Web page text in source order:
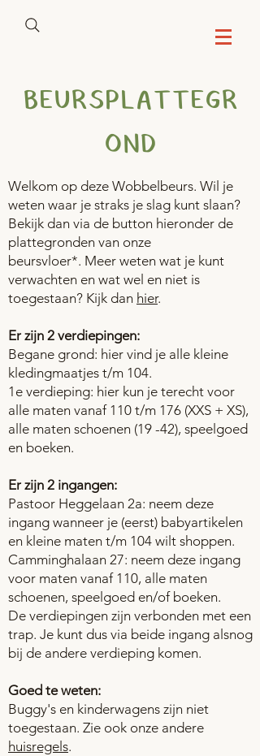
BEURSPLATTEGR
OND
Welkom op deze Wobbelbeurs. Wil je
weten waar je straks je slag kunt slaan?
Bekijk dan via de button hieronder de
plattegronden van onze
beursvloer*. Meer weten wat je kunt
verwachten en wat wel en niet is
toegestaan? Kijk dan hier.
Er zijn 2 verdiepingen:
Begane grond: hier vind je alle kleine
kledingmaatjes t/m 104.
1e verdieping: hier kun je terecht voor
alle maten vanaf 110 t/m 176 (XXS + XS),
alle maten schoenen (19 -42), speelgoed
en boeken.
Er zijn 2 ingangen:
Pastoor Heggelaan 2a: neem deze
ingang wanneer je (eerst) babyartikelen
en kleine maten t/m 104 wilt shoppen.
Camminghalaan 27: neem deze ingang
voor maten vanaf 110, alle maten
schoenen, speelgoed en/of boeken.
De verdiepingen zijn verbonden met een
trap. Je kunt dus via beide ingang alsnog
bij de andere verdieping komen.
Goed te weten:
Buggy's en kinderwagens zijn niet
toegestaan. Zie ook onze andere
huisregels.